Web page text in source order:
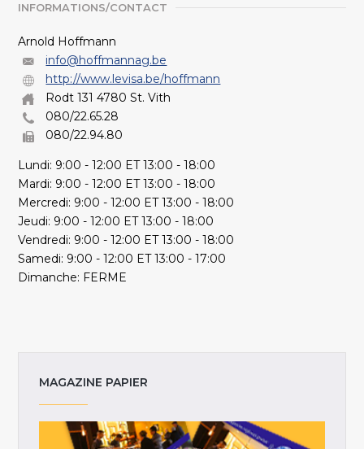
INFORMATIONS/CONTACT
Arnold Hoffmann
info@hoffmannag.be
http://www.levisa.be/hoffmann
Rodt 131 4780 St. Vith
080/22.65.28
080/22.94.80
Lundi: 9:00 - 12:00 ET 13:00 - 18:00
Mardi: 9:00 - 12:00 ET 13:00 - 18:00
Mercredi: 9:00 - 12:00 ET 13:00 - 18:00
Jeudi: 9:00 - 12:00 ET 13:00 - 18:00
Vendredi: 9:00 - 12:00 ET 13:00 - 18:00
Samedi: 9:00 - 12:00 ET 13:00 - 17:00
Dimanche: FERME
MAGAZINE PAPIER